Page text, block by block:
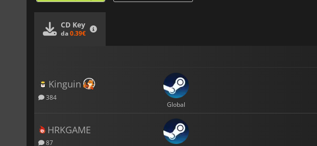
CD Key
da0.39€
Kinguin
384
Global
HRKGAME
87